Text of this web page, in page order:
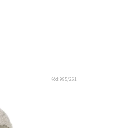
Kód:995/261